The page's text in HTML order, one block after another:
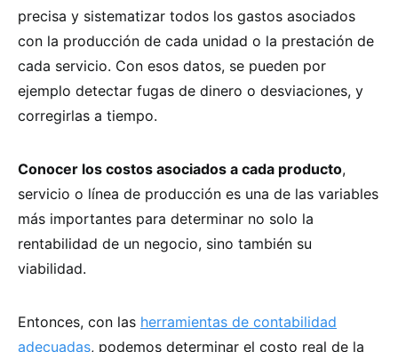
precisa y sistematizar todos los gastos asociados
con la producción de cada unidad o la prestación de
cada servicio. Con esos datos, se pueden por
ejemplo detectar fugas de dinero o desviaciones, y
corregirlas a tiempo.
Conocer los costos asociados a cada producto,
servicio o línea de producción es una de las variables
más importantes para determinar no solo la
rentabilidad de un negocio, sino también su
viabilidad.
Entonces, con las herramientas de contabilidad
adecuadas, podemos determinar el costo real de la